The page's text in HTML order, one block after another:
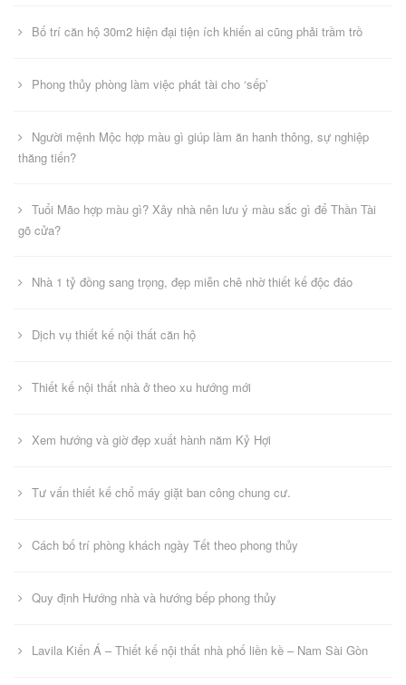
Bố trí căn hộ 30m2 hiện đại tiện ích khiến ai cũng phải trầm trồ
Phong thủy phòng làm việc phát tài cho ‘sếp’
Người mệnh Mộc hợp màu gì giúp làm ăn hanh thông, sự nghiệp
thăng tiến?
Tuổi Mão hợp màu gì? Xây nhà nên lưu ý màu sắc gì để Thần Tài
gõ cửa?
Nhà 1 tỷ đồng sang trọng, đẹp miễn chê nhờ thiết kế độc đáo
Dịch vụ thiết kế nội thất căn hộ
Thiết kế nội thất nhà ở theo xu hướng mới
Xem hướng và giờ đẹp xuất hành năm Kỷ Hợi
Tư vấn thiết kế chổ máy giặt ban công chung cư.
Cách bố trí phòng khách ngày Tết theo phong thủy
Quy định Hướng nhà và hướng bếp phong thủy
Lavila Kiến Á – Thiết kế nội thất nhà phố liền kề – Nam Sài Gòn